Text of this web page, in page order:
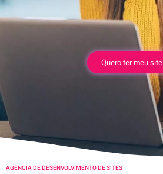
Quero ter meu site
AGÊNCIA DE DESENVOLVIMENTO DE SITES